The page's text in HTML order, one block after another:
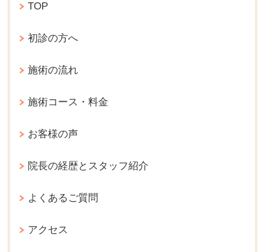
TOP
初診の方へ
施術の流れ
施術コース・料金
お客様の声
院長の経歴とスタッフ紹介
よくあるご質問
アクセス